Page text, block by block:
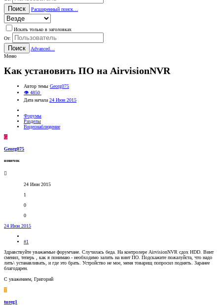
Поиск Расширенный поиск…
Искать только в заголовках
От:
Поиск
Advanced…
Меню
Как установить ПО на AirvisionNVR
Автор темы Georg075
👁 4850
Дата начала 24 Июн 2015
Форумы
Разделы
Видеонаблюдение
G
Georg075
новичок
24 Июн 2015
1
0
0
24 Июн 2015
#1
Здравствуйте уважаемые форумчане. Случилась беда. На контролере AirvisionNVR сдох HDD. Винт
сменил, теперь , как я понимаю - необходимо залить на винт ПО. Подскажите пожалуйста, что надо
лить\ устанавливать, и где это брать. Устройство не мое, меня товарищ попросил поднять. Заранее
благодарен.
С уважением, Григорий
T
tureg1